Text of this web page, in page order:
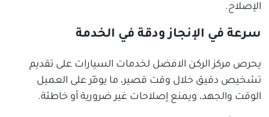
الإصلاح.
سرعة في الإنجاز ودقة في الخدمة
يحرص مركز الركن الافضل لخدمات السيارات على تقديم
تشخيص دقيق خلال وقت قصير، ما يوفّر على العميل
الوقت والجهد، ويمنع إصلاحات غير ضرورية أو خاطئة.